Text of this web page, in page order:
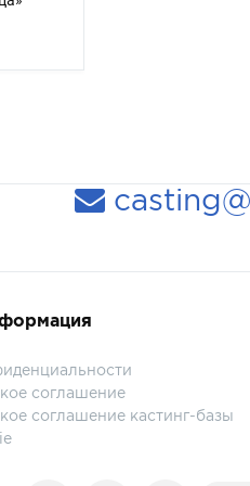
соглашение
соглашение кастинг-базы